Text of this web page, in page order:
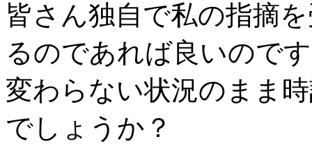
皆さん独自で私の指摘
るのであれば良いので
変わらない状況のまま
でしょうか？